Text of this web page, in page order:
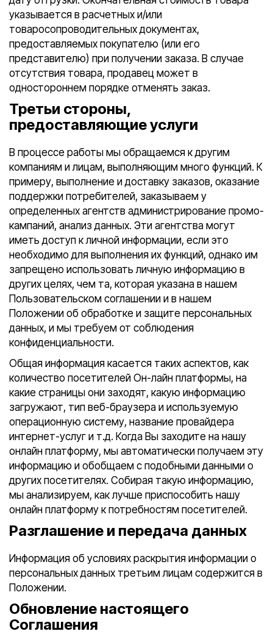
указывается в расчетных и/или
товаросопроводительных документах,
предоставляемых покупателю (или его
представителю) при получении заказа. В случае
отсутствия товара, продавец может в
одностороннем порядке отменять заказ.
Третьи стороны,
предоставляющие услуги
В процессе работы мы обращаемся к другим
компаниям и лицам, выполняющим много функций. К
примеру, выполнение и доставку заказов, оказание
поддержки потребителей, заказываем у
определенных агентств администрирование промо-
кампаний, анализ данных. Эти агентства могут
иметь доступ к личной информации, если это
необходимо для выполнения их функций, однако им
запрещено использовать личную информацию в
других целях, чем та, которая указана в нашем
Пользовательском соглашении и в нашем
Положении об обработке и защите персональных
данных, и мы требуем от соблюдения
конфиденциальности.
Общая информация касается таких аспектов, как
количество посетителей Он-лайн платформы, на
какие страницы они заходят, какую информацию
загружают, тип веб-браузера и используемую
операционную систему, название провайдера
интернет-услуг и т.д. Когда Вы заходите на нашу
онлайн платформу, мы автоматически получаем эту
информацию и обобщаем с подобными данными о
других посетителях. Собирая такую информацию,
мы анализируем, как лучше приспособить нашу
онлайн платформу к потребностям посетителей.
Разглашение и передача данных
Информация об условиях раскрытия информации о
персональных данных третьим лицам содержится в
Положении.
Обновление настоящего
Соглашения